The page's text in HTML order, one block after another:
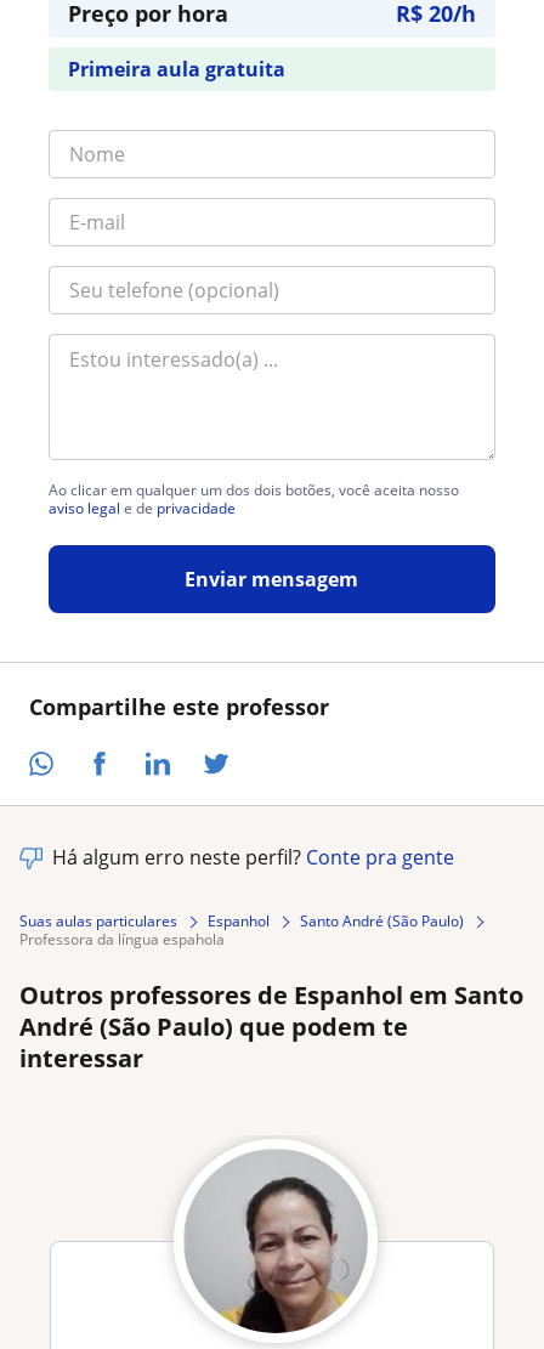
Compartilhe este professor
Preço por hora R$ 20/h
Primeira aula gratuita
Ao clicar em qualquer um dos dois botões, você aceita nosso
aviso legal e de privacidade
Enviar mensagem
Há algum erro neste perfil? Conte pra gente
Suas aulas particulares Espanhol
Santo André (São Paulo)
professora da língua espahola
Outros professores de Espanhol em Santo
André (São Paulo) que podem te
interessar